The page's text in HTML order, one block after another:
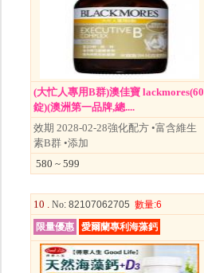
(大忙人專用B群)澳佳寶 lackmores(60
錠)(澳洲第一品牌,總....
效期 2028-02-28強化配方 •富含維生
素B群 •添加
580 ~ 599
10 . No: 82107062705 數量:6
限量優惠
愛爾蘭專利海藻鈣